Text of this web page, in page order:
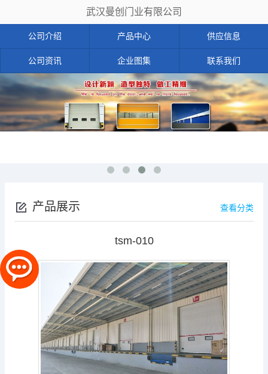
武汉曼创门业有限公司
公司介绍 产品中心 供应信息
公司资讯 企业图集 联系我们
产品展示 查看分类
tsm-010